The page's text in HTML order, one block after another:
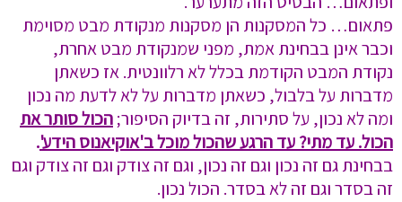
פתאום… כל המסקנות הן מסקנות מנקודת מבט מסוימת
וכבר אינן בבחינת אמת, מפני שמנקודת מבט אחרת,
נקודת המבט הקודמת בכלל לא רלוונטית. אז כשאתן
מדברות על בלבול, כשאתן מדברות על לא לדעת מה נכון
ומה לא נכון, על סתירות, זה בדיוק הסיפור;הכול סותר את
הכול. עד מתי? עד הרגע שהכול מוכל ב'אוקיאנוס הידע'.
בבחינת גם זה נכון וגם זה נכון, וגם זה צודק וגם זה צודק וגם
זה בסדר וגם זה לא בסדר. הכול נכון.